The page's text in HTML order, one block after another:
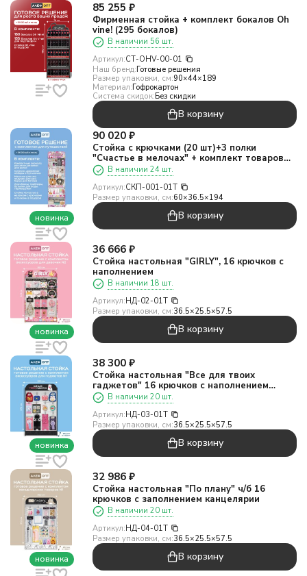
85 255 ₽
Фирменная стойка + комплект бокалов Oh
vine! (295 бокалов)
В наличии 56 шт.
Артикул:СТ-OHV-00-01
Наш бренд:Готовые решения
Размер упаковки, см:90×44×189
Материал:Гофрокартон
Система скидок:Без скидки
В корзину
новинка
90 020 ₽
Стойка с крючками (20 шт)+3 полки
"Счастье в мелочах" + комплект товаров
для путешествий
В наличии 24 шт.
Артикул:СКП-001-01T
Размер упаковки, см:60×36.5×194
В корзину
новинка
36 666 ₽
Стойка настольная "GIRLY", 16 крючков с
наполнением
В наличии 18 шт.
Артикул:НД-02-01T
Размер упаковки, см:36.5×25.5×57.5
В корзину
новинка
38 300 ₽
Стойка настольная "Все для твоих
гаджетов" 16 крючков с наполнением
аксессуаров для гаджетов
В наличии 20 шт.
Артикул:НД-03-01T
Размер упаковки, см:36.5×25.5×57.5
В корзину
новинка
32 986 ₽
Стойка настольная "По плану" ч/б 16
крючков с заполнением канцелярии
В наличии 20 шт.
Артикул:НД-04-01T
Размер упаковки, см:36.5×25.5×57.5
В корзину